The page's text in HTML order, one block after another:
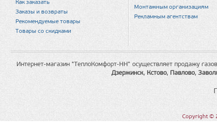
Как заказать
Заказы и возвраты
Рекомендуемые товары
Товары со скидками
Монтажным организациям
Рекламным агентствам
Интернет-магазин "ТеплоКомфорт-НН" осуществляет продажу
Дзержинск, Кстово, Павлово,
Copyright ©